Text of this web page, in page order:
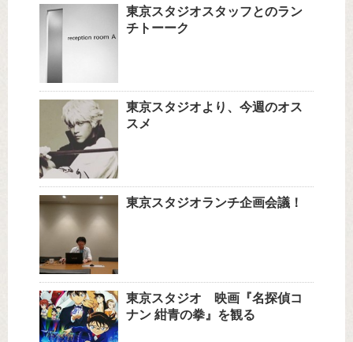
東京スタジオスタッフとのラン
チトーーク
東京スタジオより、今週のオス
スメ
東京スタジオランチ企画会議！
東京スタジオ 映画『名探偵コ
ナン 紺青の拳』を観る